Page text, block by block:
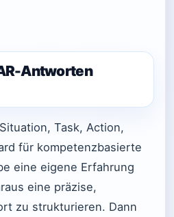
Antworten
Task, Action,
für kompetenzbasierte
eine eigene Erfahrung
eine präzise,
zu strukturieren. Dann